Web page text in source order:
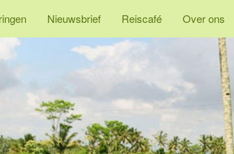
Nieuwsbrief Reiscafé Over ons